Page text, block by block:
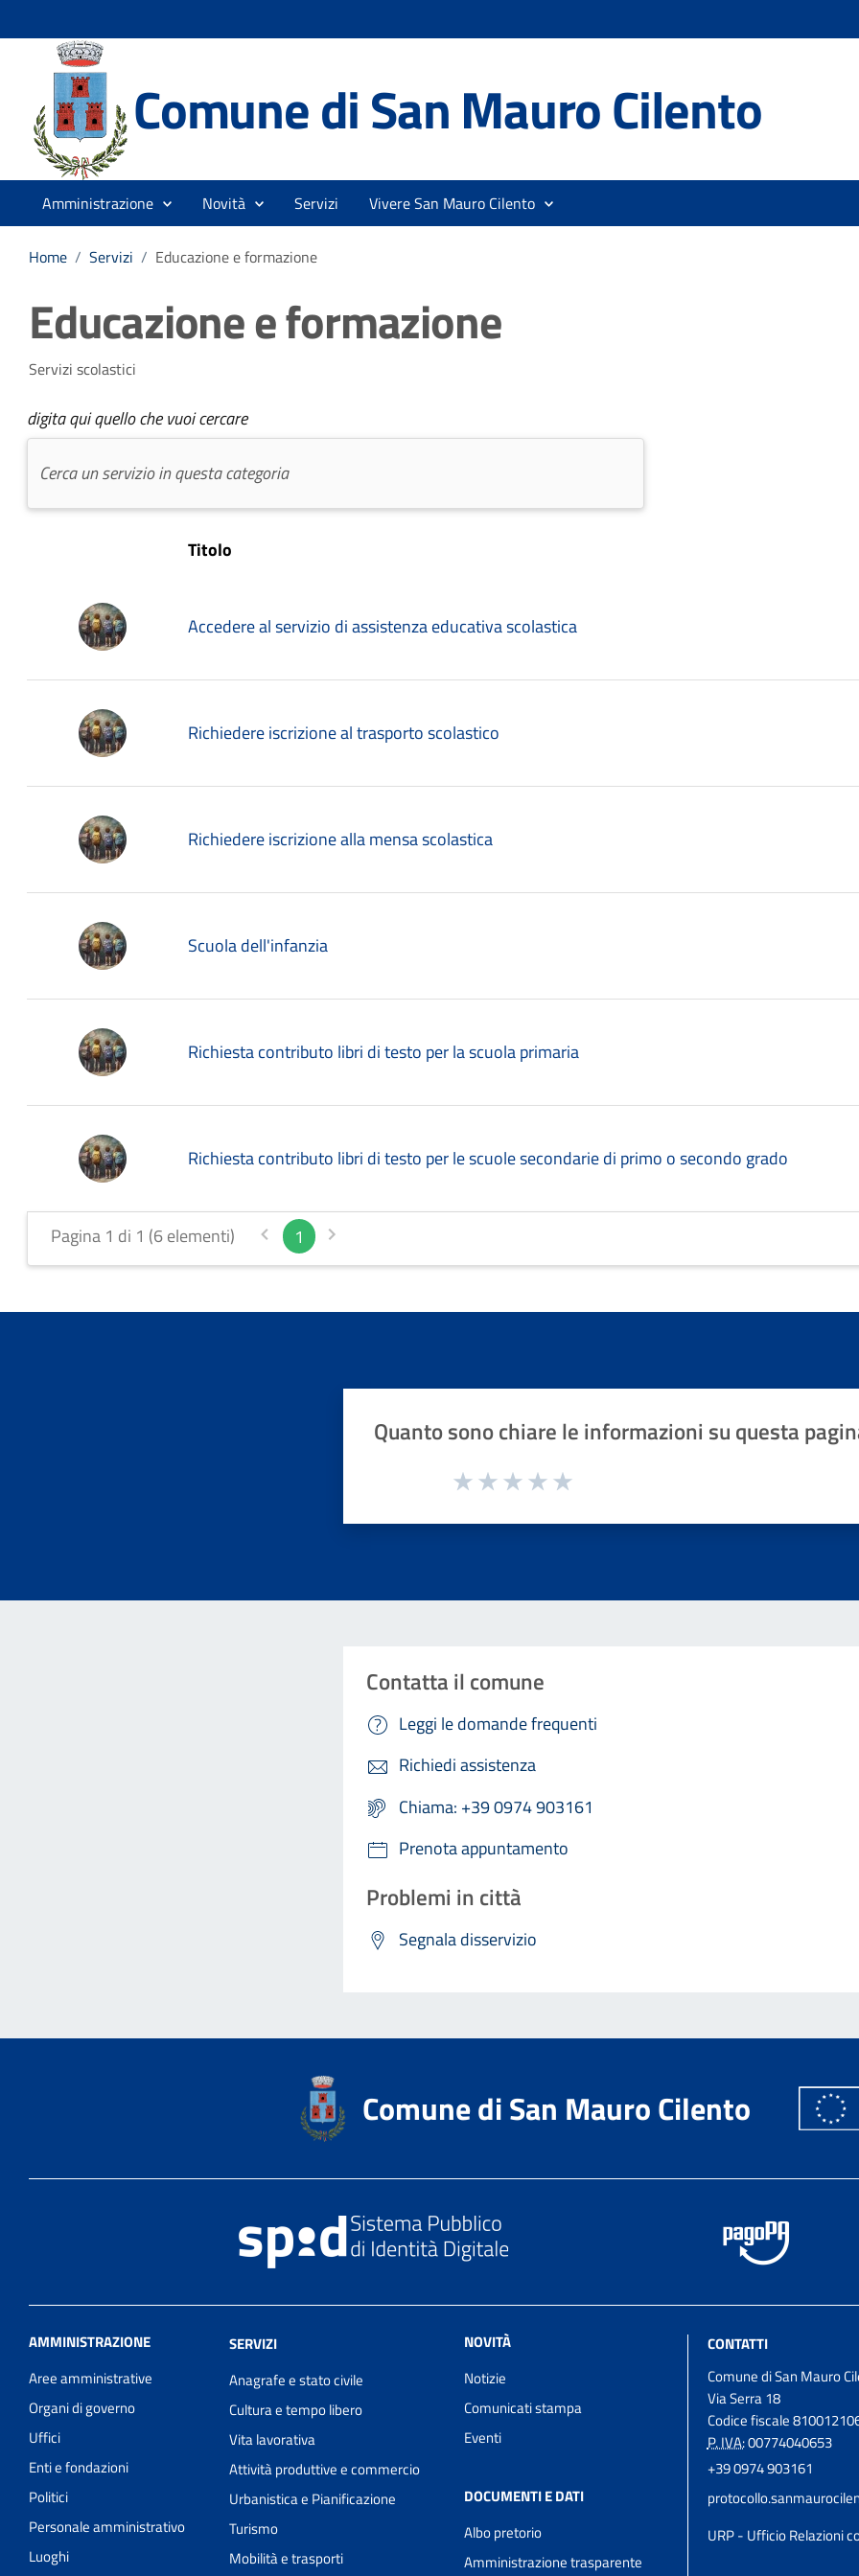
Comune di San Mauro Cilento
Amministrazione Novità Servizi Vivere San Mauro Cilento
Home / Servizi / Educazione e formazione
Educazione e formazione
Servizi scolastici
digita qui quello che vuoi cercare
Titolo
Accedere al servizio di assistenza educativa scolastica
Richiedere iscrizione al trasporto scolastico
Richiedere iscrizione alla mensa scolastica
Scuola dell'infanzia
Richiesta contributo libri di testo per la scuola primaria
Richiesta contributo libri di testo per le scuole secondarie di primo o secondo grado
Pagina 1 di 1 (6 elementi) 1
Quanto sono chiare le informazioni su questa
Valuta da 1 a 5 stelle la pagina
Contatta il comune
Leggi le domande frequenti
Richiedi assistenza
Chiama: +39 0974 903161
Prenota appuntamento
Problemi in città
Segnala disservizio
Comune di San Mauro Cilento
AMMINISTRAZIONE
Aree amministrative
Organi di governo
Uffici
Enti e fondazioni
Politici
Personale amministrativo
Luoghi
SERVIZI
Anagrafe e stato civile
Cultura e tempo libero
Vita lavorativa
Attività produttive e commercio
Urbanistica e Pianificazione
Turismo
Mobilità e trasporti
NOVITÀ
Notizie
Comunicati stampa
Eventi
DOCUMENTI E DATI
Albo pretorio
Amministrazione trasparente
CONTATTI
Comune di San Mauro
Via Serra 18
Codice fiscale
P. IVA:00774040653
+39 0974 903161
URP - Ufficio Relazioni